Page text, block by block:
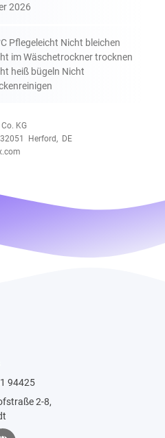
2026
Pflegeleicht Nicht bleichen
im Wäschetrockner trocknen
heiß bügeln Nicht
KG
Herford, DE
94425
2-8,